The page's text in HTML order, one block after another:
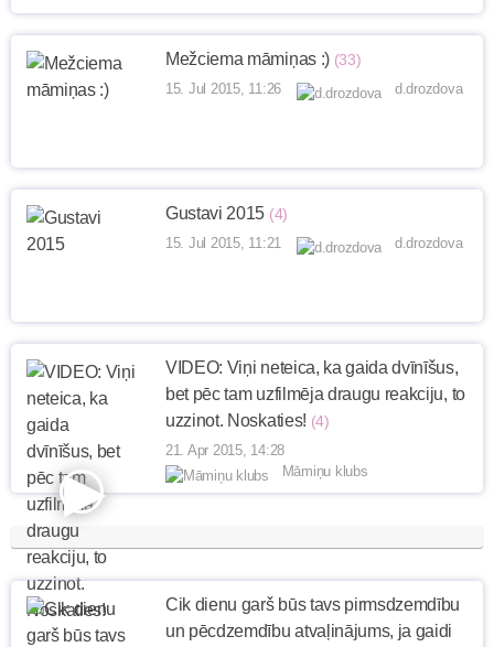
Mežciema māmiņas :) (33)
15. Jul 2015, 11:26 d.drozdova
Gustavi 2015 (4)
15. Jul 2015, 11:21 d.drozdova
VIDEO: Viņi neteica, ka gaida dvīnīšus,
bet pēc tam uzfilmēja draugu reakciju, to
uzzinot. Noskaties! (4)
21. Apr 2015, 14:28
Māmiņu klubs
Cik dienu garš būs tavs pirmsdzemdību
un pēcdzemdību atvaļinājums, ja gaidi